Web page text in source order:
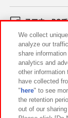
スマホ・PC
イベント・キ
関連会社
プライバシーポ
We collect
analyze our
share
analytics and
other
have collected
" here" to see
the retention
out of our